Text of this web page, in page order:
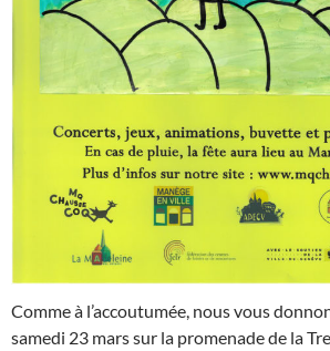
Comme à l’accoutumée, nous vous
samedi 23 mars sur la promenade de la